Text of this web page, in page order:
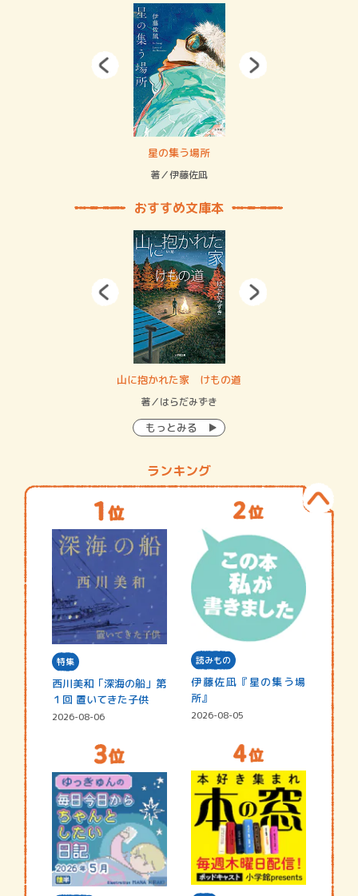
星の集う場所
著／伊藤佐凪
おすすめ文庫本
山に抱かれた家 けもの道
著／はらだみずき
もっとみる
ランキング
特集
西川美和「深海の船」第
１回 置いてきた子供
2026-08-06
読みもの
伊藤佐凪『星の集う場
所』
2026-08-05